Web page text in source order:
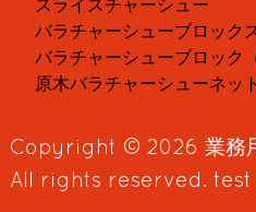
スライスチャーシュー
バラチャーシューブロック
バラチャーシューブロック
原木バラチャーシューネッ
Copyright © 2026 業務
All rights reserved. test